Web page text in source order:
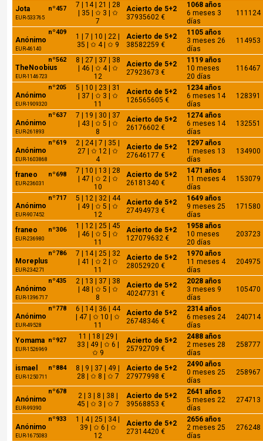
nº457
Jota
EUR-533765
7 | 14 | 21 | 28
| 35 | ✩ 3 | ✩
7
Acierto de 5+2
37935602 €
1068 años
6 meses 3
días
111124
nº409
Anónimo
EUR-46140
1 | 7 | 10 | 22 |
35 | ✩ 4 | ✩ 9
Acierto de 5+2
38582259 €
1105 años
3 meses 26
días
114953
nº562
TheNoobius
EUR-1146723
8 | 27 | 37 | 38
| 46 | ✩ 4 | ✩
12
Acierto de 5+2
27923673 €
1119 años
10 meses
20 días
116467
nº205
Anónimo
EUR-1909320
5 | 10 | 23 | 31
| 37 | ✩ 3 | ✩
11
Acierto de 5+2
126565605 €
1234 años
6 meses 14
días
128391
nº637
Anónimo
EUR-261893
7 | 19 | 30 | 37
| 43 | ✩ 5 | ✩
8
Acierto de 5+2
26176602 €
1274 años
6 meses 14
días
132551
nº619
Anónimo
EUR-1603868
2 | 24 | 7 | 35 |
27 | ✩ 12 | ✩
4
Acierto de 5+2
27646177 €
1297 años
1 meses 13
días
134900
nº698
franeo
EUR-236031
7 | 10 | 13 | 28
| 47 | ✩ 2 | ✩
10
Acierto de 5+2
26181340 €
1471 años
11 meses 4
días
153079
nº717
Anónimo
EUR-907452
5 | 12 | 32 | 44
| 49 | ✩ 5 | ✩
12
Acierto de 5+2
27494973 €
1649 años
9 meses 25
días
171580
nº306
franeo
EUR-236980
1 | 12 | 25 | 45
| 46 | ✩ 5 | ✩
11
Acierto de 5+2
127079632 €
1958 años
10 meses
20 días
203723
nº786
Moreplus
EUR-234271
7 | 14 | 25 | 32
| 41 | ✩ 2 | ✩
11
Acierto de 5+2
28052920 €
1970 años
11 meses 4
días
204975
nº435
Anónimo
EUR-1396717
2 | 13 | 37 | 38
| 48 | ✩ 5 | ✩
8
Acierto de 5+2
40247731 €
2028 años
3 meses 9
días
105470
nº778
Anónimo
EUR-49528
6 | 14 | 36 | 44
| 47 | ✩ 10 | ✩
11
Acierto de 5+2
26748346 €
2314 años
6 meses 24
días
240714
nº927
Yomama
EUR-1526969
11 | 18 | 29 |
33 | 49 | ✩ 6 |
✩ 9
Acierto de 5+2
25792709 €
2488 años
2 meses 28
días
258777
nº884
ismael
EUR-1250711
8 | 9 | 37 | 49 |
28 | ✩ 8 | ✩ 7
Acierto de 5+2
27977998 €
2490 años
0 meses 25
días
258967
nº678
Anónimo
EUR-99390
2 | 3 | 8 | 38 |
45 | ✩ 3 | ✩ 7
Acierto de 5+2
39568853 €
2641 años
5 meses 22
días
274713
nº933
Anónimo
EUR-1675083
1 | 4 | 25 | 34 |
39 | ✩ 6 | ✩
12
Acierto de 5+2
27314420 €
2656 años
2 meses 25
días
276248